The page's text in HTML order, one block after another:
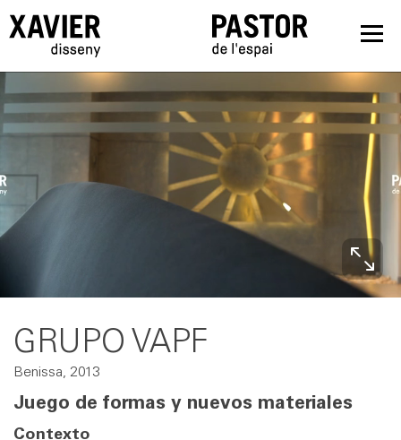
GRUPO VAPF
Benissa, 2013
Juego de formas y nuevos materiales
Contexto